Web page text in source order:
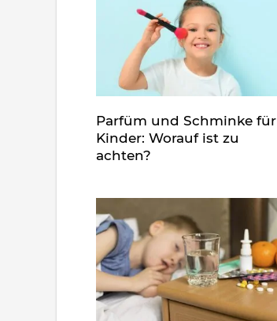
Parfüm und Schminke für
Kinder: Worauf ist zu
achten?